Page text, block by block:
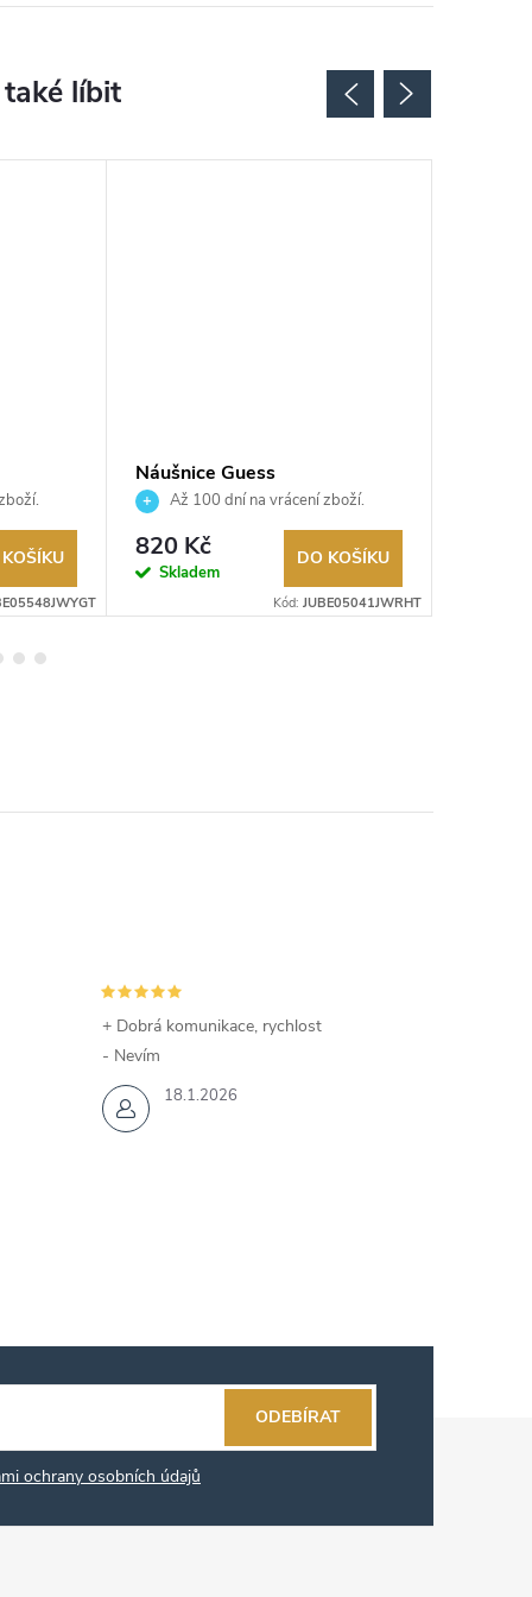
Náušnice Guess
JUBE05041JWRHT
Až 100 dní na vrácení zboží.
Autorizovaný prodejce.
820 Kč
Skladem
DO KOŠÍKU
Kód: JUBE05041JWRHT
18.1.2026
+ Dobrá komunikace, rychlost
- Nevím
ochrany osobních údajů
ODEBÍRAT